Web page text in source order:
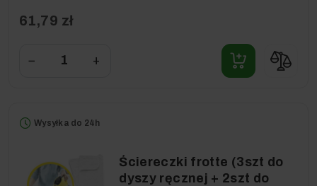
61,79 zł
− +
Wysyłka do 24h
Ściereczki frotte (3szt do
dyszy ręcznej + 2szt do